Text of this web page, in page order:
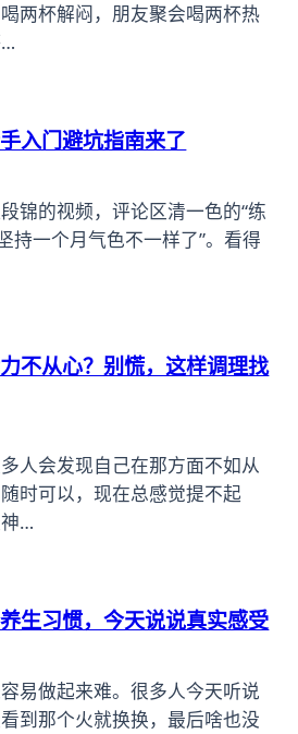
两杯解闷，朋友聚会喝两杯热
入门避坑指南来了
锦的视频，评论区清一色的“练
持一个月气色不一样了”。看得
不从心？别慌，这样调理找
人会发现自己在那方面不如从
时可以，现在总感觉提不起
…
生习惯，今天说说真实感受
易做起来难。很多人今天听说
到那个火就换换，最后啥也没